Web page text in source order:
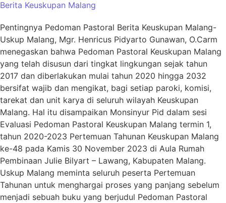
Berita Keuskupan Malang
Pentingnya Pedoman Pastoral Berita Keuskupan Malang-
Uskup Malang, Mgr. Henricus Pidyarto Gunawan, O.Carm
menegaskan bahwa Pedoman Pastoral Keuskupan Malang
yang telah disusun dari tingkat lingkungan sejak tahun
2017 dan diberlakukan mulai tahun 2020 hingga 2032
bersifat wajib dan mengikat, bagi setiap paroki, komisi,
tarekat dan unit karya di seluruh wilayah Keuskupan
Malang. Hal itu disampaikan Monsinyur Pid dalam sesi
Evaluasi Pedoman Pastoral Keuskupan Malang termin 1,
tahun 2020-2023 Pertemuan Tahunan Keuskupan Malang
ke-48 pada Kamis 30 November 2023 di Aula Rumah
Pembinaan Julie Bilyart – Lawang, Kabupaten Malang.
Uskup Malang meminta seluruh peserta Pertemuan
Tahunan untuk menghargai proses yang panjang sebelum
menjadi sebuah buku yang berjudul Pedoman Pastoral